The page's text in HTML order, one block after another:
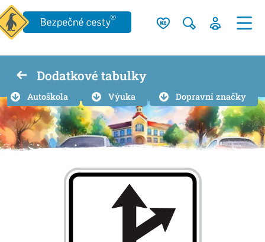
Dodatkové tabulky
Autoškola Výuka Dopravní značky